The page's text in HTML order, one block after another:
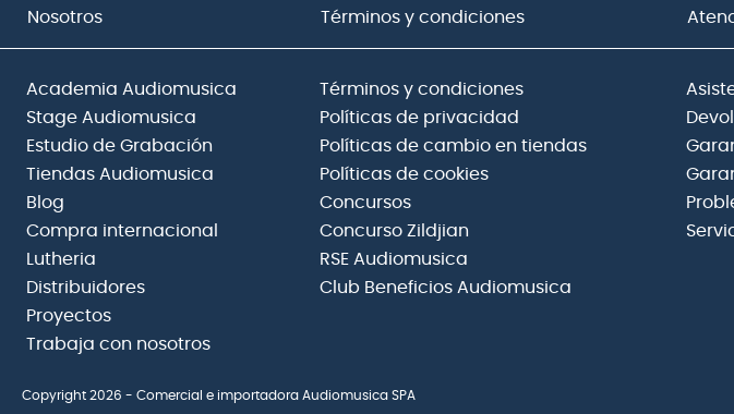
Nosotros Términos y condiciones
Academia Audiomusica
Stage Audiomusica
Estudio de Grabación
Tiendas Audiomusica
Blog
Compra internacional
Lutheria
Distribuidores
Proyectos
Trabaja con nosotros
Términos y condiciones
Políticas de privacidad
Políticas de cambio en tiendas
Políticas de cookies
Concursos
Concurso Zildjian
RSE Audiomusica
Club Beneficios Audiomusica
Copyright 2026 - Comercial e importadora Audiomusica SPA